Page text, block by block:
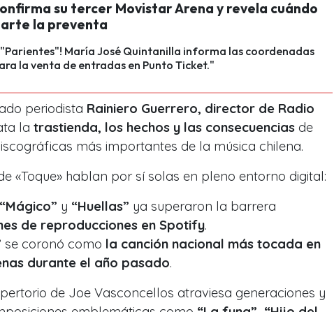
su tercer Movistar Arena y revela cuándo
la preventa
María José Quintanilla informa las coordenadas
la venta de entradas en Punto Ticket."
periodista Rainiero Guerrero, director de Radio
la trastienda, los hechos y las consecuencias de
más importantes de la música chilena.
«Toque» hablan por sí solas en pleno entorno digital:
“Mágico” y “Huellas” ya superaron la barrera
de reproducciones en Spotify.
se coronó como la canción nacional más tocada en
durante el año pasado.
de Joe Vasconcellos atraviesa generaciones y